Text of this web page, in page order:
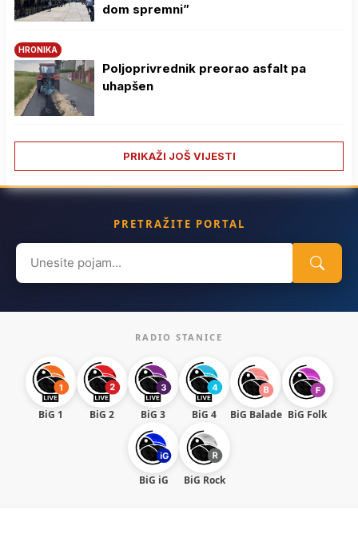
dom spremni”
HRONIKA
Poljoprivrednik preorao asfalt pa
uhapšen
PRIKAŽI JOŠ VIJESTI
PRETRAŽITE PORTAL
Search
for:
RADIO STANICE
BiG 1 BiG 2 BiG 3 BiG 4 BiG Balade BiG Folk
BiG iG BiG Rock